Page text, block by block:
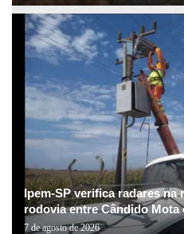
Ipem-SP verifica radares na
rodovia entre Cândido Mota
7 de agosto de 2026